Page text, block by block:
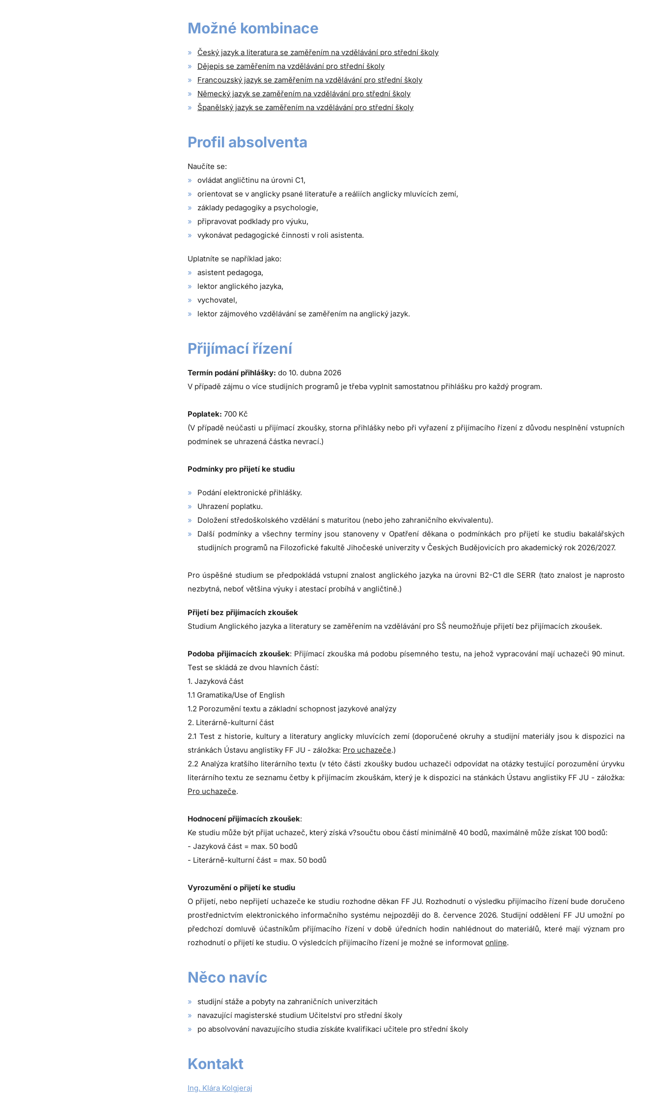
Možné kombinace
Český jazyk a literatura se zaměřením na vzdělávání pro střední školy
Dějepis se zaměřením na vzdělávání pro střední školy
Francouzský jazyk se zaměřením na vzdělávání pro střední školy
Německý jazyk se zaměřením na vzdělávání pro střední školy
Španělský jazyk se zaměřením na vzdělávání pro střední školy
Profil absolventa
Naučíte se:
ovládat angličtinu na úrovni C1,
orientovat se v anglicky psané literatuře a reáliích anglicky mluvících zemí,
základy pedagogiky a psychologie,
připravovat podklady pro výuku,
vykonávat pedagogické činnosti v roli asistenta.
Uplatníte se například jako:
asistent pedagoga,
lektor anglického jazyka,
vychovatel,
lektor zájmového vzdělávání se zaměřením na anglický jazyk.
Přijímací řízení
Termín podání přihlášky: do 10. dubna 2026
V případě zájmu o více studijních programů je třeba vyplnit samostatnou přihlášku pro každý program.
Poplatek: 700 Kč
(V případě neúčasti u přijímací zkoušky, storna přihlášky nebo při vyřazení z přijímacího řízení z důvodu nesplnění vstupních
podmínek se uhrazená částka nevrací.)
Podmínky pro přijetí ke studiu
Podání elektronické přihlášky.
Uhrazení poplatku.
Doložení středoškolského vzdělání s maturitou (nebo jeho zahraničního ekvivalentu).
Další podmínky a všechny termíny jsou stanoveny v Opatření děkana o podmínkách pro přijetí ke studiu bakalářských
studijních programů na Filozofické fakultě Jihočeské univerzity v Českých Budějovicích pro akademický rok 2026/2027.
Pro úspěšné studium se předpokládá vstupní znalost anglického jazyka na úrovni B2-C1 dle SERR (tato znalost je naprosto
nezbytná, neboť většina výuky i atestací probíhá v angličtině.)
Přijetí bez přijímacích zkoušek
Studium Anglického jazyka a literatury se zaměřením na vzdělávání pro SŠ neumožňuje přijetí bez přijímacích zkoušek.
Podoba přijímacích zkoušek: Přijímací zkouška má podobu písemného testu, na jehož vypracování mají uchazeči 90 minut.
Test se skládá ze dvou hlavních částí:
1. Jazyková část
1.1 Gramatika/Use of English
1.2 Porozumění textu a základní schopnost jazykové analýzy
2. Literárně-kulturní část
2.1 Test z historie, kultury a literatury anglicky mluvících zemí (doporučené okruhy a studijní materiály jsou k dispozici na
stránkách Ústavu anglistiky FF JU - záložka: Pro uchazeče.)
2.2 Analýza kratšího literárního textu (v této části zkoušky budou uchazeči odpovídat na otázky testující porozumění úryvku
literárního textu ze seznamu četby k přijímacím zkouškám, který je k dispozici na stánkách Ústavu anglistiky FF JU - záložka:
Pro uchazeče.
Hodnocení přijímacích zkoušek:
Ke studiu může být přijat uchazeč, který získá v?součtu obou částí minimálně 40 bodů, maximálně může získat 100 bodů:
- Jazyková část = max. 50 bodů
- Literárně-kulturní část = max. 50 bodů
Vyrozumění o přijetí ke studiu
O přijetí, nebo nepřijetí uchazeče ke studiu rozhodne děkan FF JU. Rozhodnutí o výsledku přijímacího řízení bude doručeno
prostřednictvím elektronického informačního systému nejpozději do 8. července 2026. Studijní oddělení FF JU umožní po
předchozí domluvě účastníkům přijímacího řízení v době úředních hodin nahlédnout do materiálů, které mají význam pro
rozhodnutí o přijetí ke studiu. O výsledcích přijímacího řízení je možné se informovat online.
Něco navíc
studijní stáže a pobyty na zahraničních univerzitách
navazující magisterské studium Učitelství pro střední školy
po absolvování navazujícího studia získáte kvalifikaci učitele pro střední školy
Kontakt
Ing. Klára Kolgjeraj